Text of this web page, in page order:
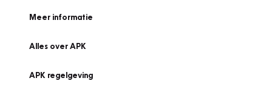
Meer informatie
Alles over APK
APK regelgeving